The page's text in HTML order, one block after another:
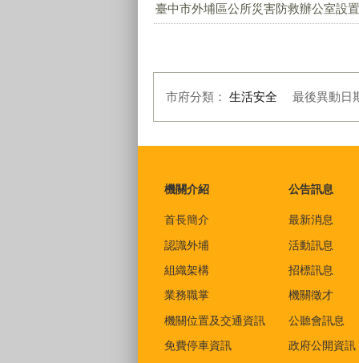
臺中市外埔區公所災害防救辦公室設
市府分類： 生活安全 最後異動日
機關介紹
首長簡介
認識外埔
組織架構
業務職掌
機關位置及交通資訊
免費停車資訊
公告訊息
最新消息
活動訊息
招標訊息
機關徵才
公聽會訊息
政府公開資訊